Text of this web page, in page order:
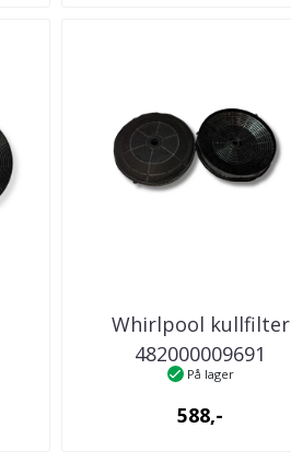
Whirlpool kullfilter
482000009691
kjøkkenventilator
På lager
588,-